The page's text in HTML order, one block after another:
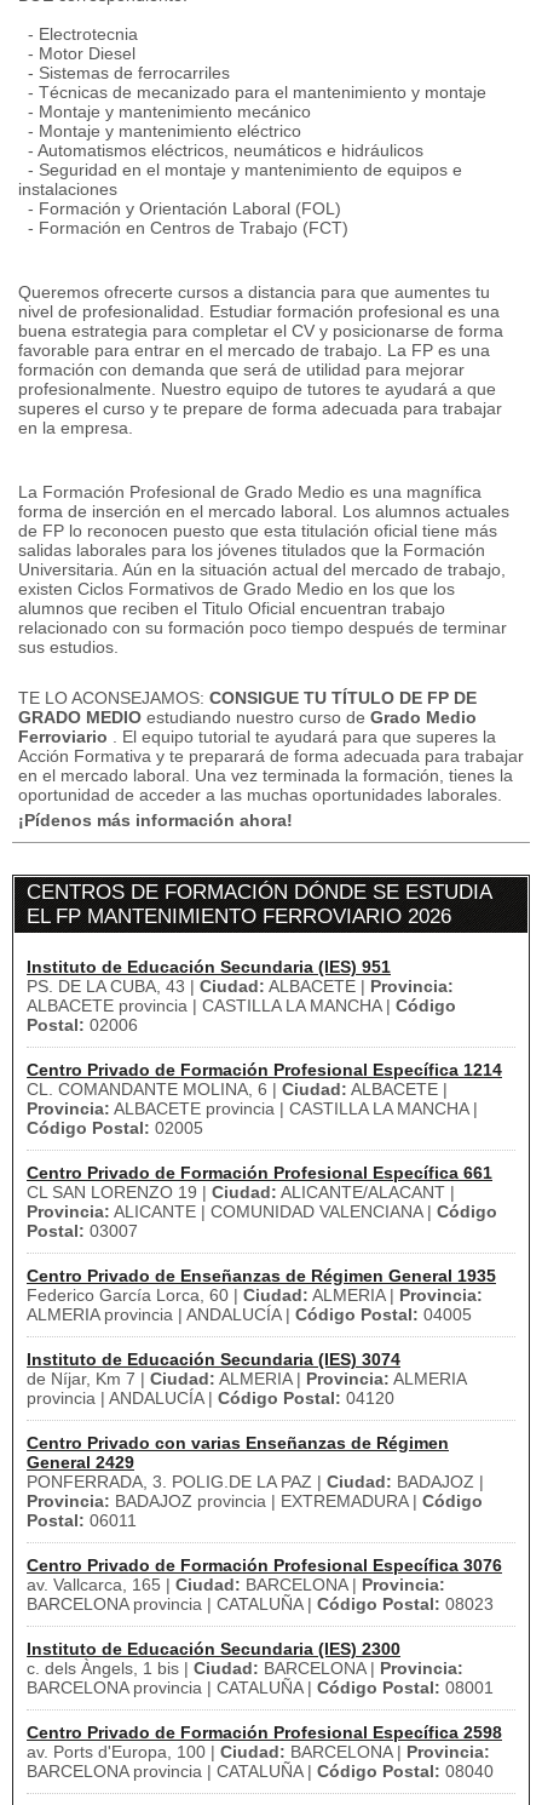
- Electrotecnia
- Motor Diesel
- Sistemas de ferrocarriles
- Técnicas de mecanizado para el mantenimiento y montaje
- Montaje y mantenimiento mecánico
- Montaje y mantenimiento eléctrico
- Automatismos eléctricos, neumáticos e hidráulicos
- Seguridad en el montaje y mantenimiento de equipos e
instalaciones
- Formación y Orientación Laboral (FOL)
- Formación en Centros de Trabajo (FCT)
Queremos ofrecerte cursos a distancia para que aumentes tu
nivel de profesionalidad. Estudiar formación profesional es una
buena estrategia para completar el CV y ​​posicionarse de forma
favorable para entrar en el mercado de trabajo. La FP es una
formación con demanda que será de utilidad para mejorar
profesionalmente. Nuestro equipo de tutores te ayudará a que
superes el curso y te prepare de forma adecuada para trabajar
en la empresa.
La Formación Profesional de Grado Medio es una magnífica
forma de inserción en el mercado laboral. Los alumnos actuales
de FP lo reconocen puesto que esta titulación oficial tiene más
salidas laborales para los jóvenes titulados que la Formación
Universitaria. Aún en la situación actual del mercado de trabajo,
existen Ciclos Formativos de Grado Medio en los que los
alumnos que reciben el Titulo Oficial encuentran trabajo
relacionado con su formación poco tiempo después de terminar
sus estudios.
TE LO ACONSEJAMOS: CONSIGUE TU TÍTULO DE FP DE
GRADO MEDIO estudiando nuestro curso de Grado Medio
Ferroviario
El equipo tutorial te ayudará para que superes la
Acción Formativa y te preparará de forma adecuada para trabajar
en el mercado laboral. Una vez terminada la formación, tienes la
oportunidad de acceder a las muchas oportunidades laborales.
¡Pídenos más información ahora!
CENTROS DE FORMACIÓN DÓNDE SE ESTUDIA
EL FP MANTENIMIENTO FERROVIARIO 2026
Instituto de Educación Secundaria (IES) 951
PS. DE LA CUBA, 43 | Ciudad: ALBACETE | Provincia:
ALBACETE provincia | CASTILLA LA MANCHA | Código
Postal: 02006
Centro Privado de Formación Profesional Específica 1214
CL. COMANDANTE MOLINA, 6 | Ciudad: ALBACETE |
Provincia: ALBACETE provincia | CASTILLA LA MANCHA |
Código Postal: 02005
Centro Privado de Formación Profesional Específica 661
CL SAN LORENZO 19 | Ciudad: ALICANTE/ALACANT |
Provincia: ALICANTE | COMUNIDAD VALENCIANA | Código
Postal: 03007
Centro Privado de Enseñanzas de Régimen General 1935
Federico García Lorca, 60 | Ciudad: ALMERIA | Provincia:
ALMERIA provincia | ANDALUCÍA | Código Postal: 04005
Instituto de Educación Secundaria (IES) 3074
de Níjar, Km 7 | Ciudad: ALMERIA | Provincia: ALMERIA
provincia | ANDALUCÍA | Código Postal: 04120
Centro Privado con varias Enseñanzas de Régimen
General 2429
PONFERRADA, 3. POLIG.DE LA PAZ | Ciudad: BADAJOZ |
Provincia: BADAJOZ provincia | EXTREMADURA | Código
Postal: 06011
Centro Privado de Formación Profesional Específica 3076
av. Vallcarca, 165 | Ciudad: BARCELONA | Provincia:
BARCELONA provincia | CATALUÑA | Código Postal: 08023
Instituto de Educación Secundaria (IES) 2300
c. dels Àngels, 1 bis | Ciudad: BARCELONA | Provincia:
BARCELONA provincia | CATALUÑA | Código Postal: 08001
Centro Privado de Formación Profesional Específica 2598
av. Ports d'Europa, 100 | Ciudad: BARCELONA | Provincia:
BARCELONA provincia | CATALUÑA | Código Postal: 08040